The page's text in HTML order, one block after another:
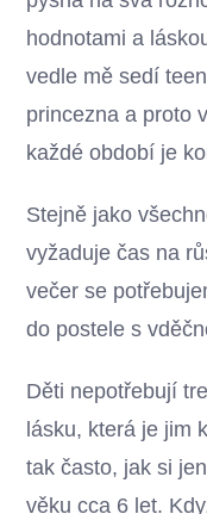
hodnotami a
vedle mě sedí
princezna a proto
každé období je
Stejně jako
vyžaduje čas na
večer se
do postele s
Děti nepotřebují
lásku, která je jim
tak často, jak si
věku cca 6 let.